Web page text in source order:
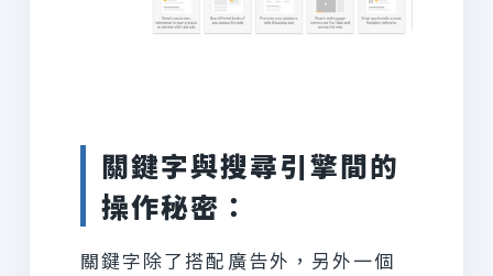
關鍵字與搜尋引擎間的
操作秘密：
關鍵字除了搭配廣告外，另外一個